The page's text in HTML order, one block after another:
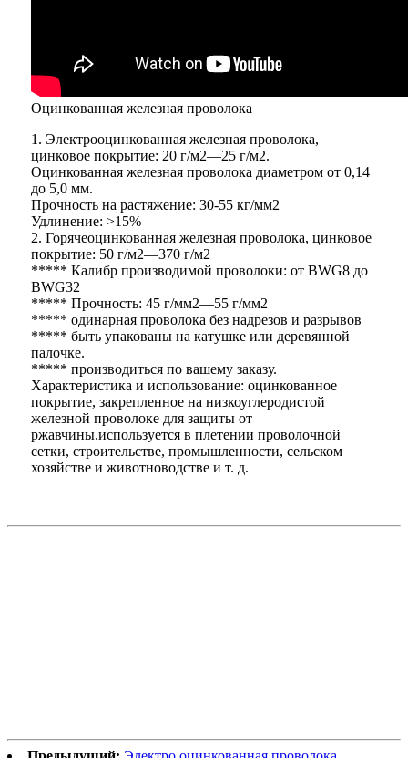
Оцинкованная железная проволока
1. Электрооцинкованная железная проволока,
цинковое покрытие: 20 г/м2—25 г/м2.
Оцинкованная железная проволока диаметром от 0,14
до 5,0 мм.
Прочность на растяжение: 30-55 кг/мм2
Удлинение: >15%
2. Горячеоцинкованная железная проволока, цинковое
покрытие: 50 г/м2—370 г/м2
***** Калибр производимой проволоки: от BWG8 до
BWG32
***** Прочность: 45 г/мм2—55 г/мм2
***** одинарная проволока без надрезов и разрывов
***** быть упакованы на катушке или деревянной
палочке.
***** производиться по вашему заказу.
Характеристика и использование: оцинкованное
покрытие, закрепленное на низкоуглеродистой
железной проволоке для защиты от
ржавчины.используется в плетении проволочной
сетки, строительстве, промышленности, сельском
хозяйстве и животноводстве и т. д.